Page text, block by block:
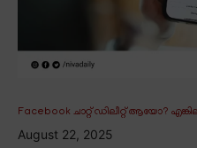
Facebook ചാറ്റ് ഡിലീറ്റ് ആയോ?
August 22, 2025